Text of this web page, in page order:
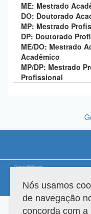
ME: Mestrado
DO: Doutorado
MP: Mestrado
DP: Doutorado
ME/DO: Mestrado
Acadêmico
MP/DP: Mestrado
Profissional
Compatibilidade
Versão do sistema: 3.88.9
Nós usamos
de navegação
concorda com